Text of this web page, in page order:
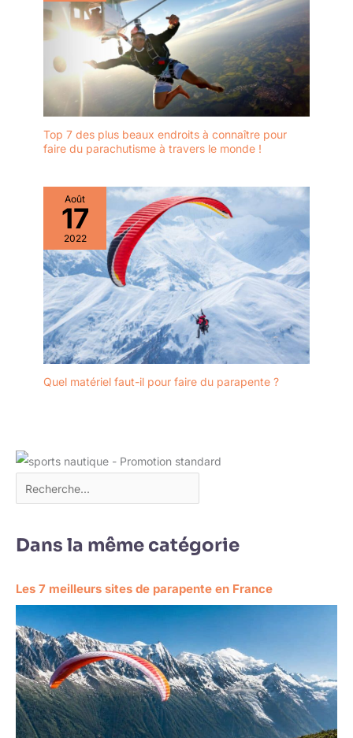
Top 7 des plus beaux endroits à connaître pour
faire du parachutisme à travers le monde !
Août
17
2022
Quel matériel faut-il pour faire du parapente ?
Dans la même catégorie
Les 7 meilleurs sites de parapente en France